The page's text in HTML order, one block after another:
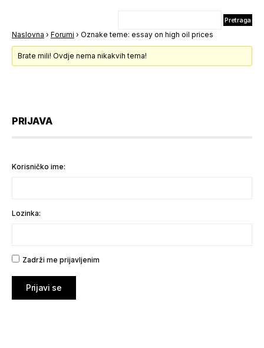
Naslovna › Forumi › Oznake teme: essay on high oil prices
Brate mili! Ovdje nema nikakvih tema!
PRIJAVA
Korisničko ime:
Lozinka:
Zadrži me prijavljenim
Prijavi se